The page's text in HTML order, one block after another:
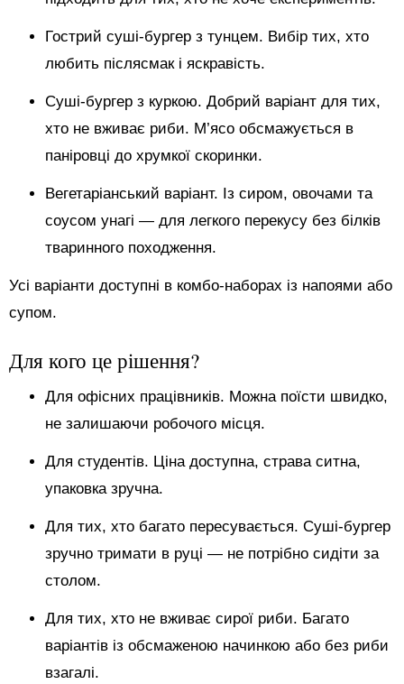
Гострий суші-бургер з тунцем. Вибір тих, хто
любить післясмак і яскравість.
Суші-бургер з куркою. Добрий варіант для тих,
хто не вживає риби. М’ясо обсмажується в
паніровці до хрумкої скоринки.
Вегетаріанський варіант. Із сиром, овочами та
соусом унагі — для легкого перекусу без білків
тваринного походження.
Усі варіанти доступні в комбо-наборах із напоями або
супом.
Для кого це рішення?
Для офісних працівників. Можна поїсти швидко,
не залишаючи робочого місця.
Для студентів. Ціна доступна, страва ситна,
упаковка зручна.
Для тих, хто багато пересувається. Суші-бургер
зручно тримати в руці — не потрібно сидіти за
столом.
Для тих, хто не вживає сирої риби. Багато
варіантів із обсмаженою начинкою або без риби
взагалі.